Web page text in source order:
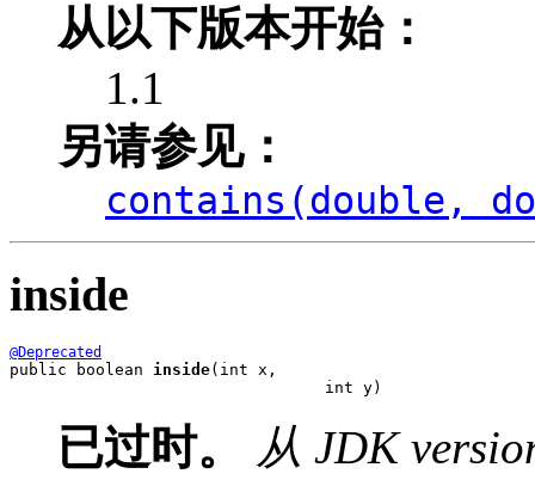
从以下版本开始：
1.1
另请参见：
contains(double,
inside
@Deprecated
public boolean inside(int x,
                                 int y)
已过时。 从 JDK